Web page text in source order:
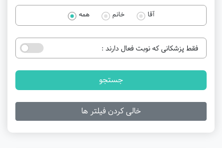
آقا خانم همه
فقط پزشکانی که نوبت فعال دارند :
جستجو
خالی کردن فیلتر ها